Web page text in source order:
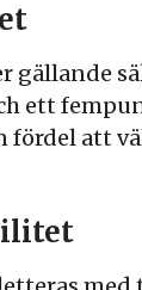
ett
fördel att